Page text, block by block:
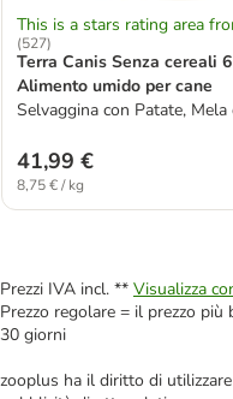
This is a stars rating area
(527)
Terra Canis Senza cereali
Alimento umido per cane
Selvaggina con Patate,
41,99 €
8,75 € / kg
Prezzi IVA incl. ** Visualizza
Prezzo regolare = il prezzo
30 giorni
zooplus ha il diritto di